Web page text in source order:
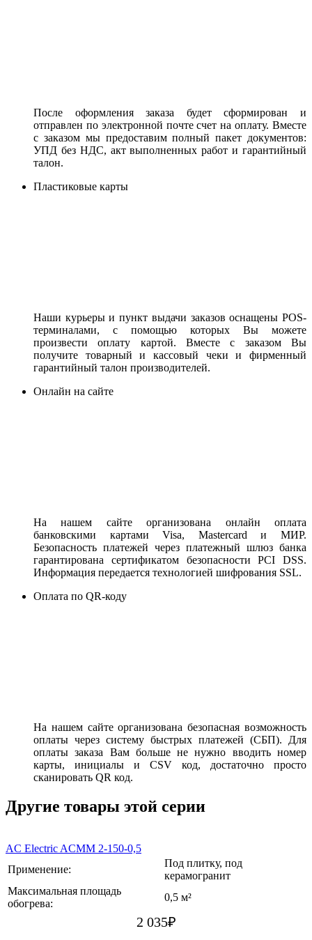
После оформления заказа будет сформирован и
отправлен по электронной почте счет на оплату. Вместе
с заказом мы предоставим полный пакет документов:
УПД без НДС, акт выполненных работ и гарантийный
талон.
Пластиковые карты
Наши курьеры и пункт выдачи заказов оснащены POS-
терминалами, с помощью которых Вы можете
произвести оплату картой. Вместе с заказом Вы
получите товарный и кассовый чеки и фирменный
гарантийный талон производителей.
Онлайн на сайте
На нашем сайте организована онлайн оплата
банковскими картами Visa, Mastercard и МИР.
Безопасность платежей через платежный шлюз банка
гарантирована сертификатом безопасности PCI DSS.
Информация передается технологией шифрования SSL.
Оплата по QR-коду
На нашем сайте организована безопасная возможность
оплаты через систему быстрых платежей (СБП). Для
оплаты заказа Вам больше не нужно вводить номер
карты, инициалы и CSV код, достаточно просто
сканировать QR код.
Другие товары этой серии
AC Electric ACMM 2-150-0,5
Применение:
Под плитку, под
керамогранит
Максимальная площадь
обогрева:
0,5 м²
2 035₽